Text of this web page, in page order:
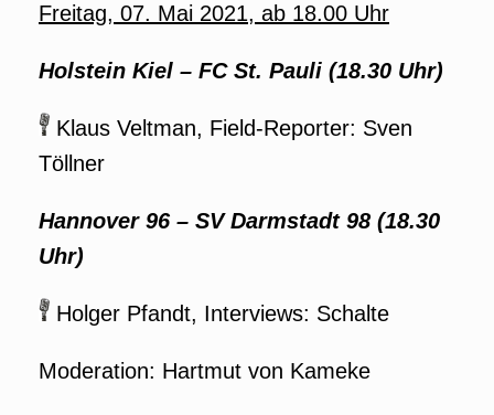
Freitag, 07. Mai 2021, ab 18.00 Uhr
Holstein Kiel – FC St. Pauli (18.30 Uhr)
Klaus Veltman, Field-Reporter: Sven
Töllner
Hannover 96 – SV Darmstadt 98 (18.30
Uhr)
Holger Pfandt, Interviews: Schalte
Moderation: Hartmut von Kameke